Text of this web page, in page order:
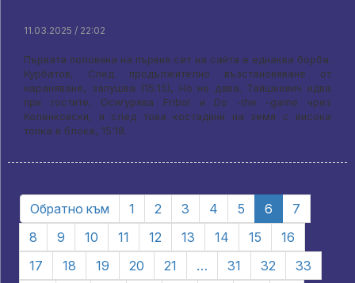
11.03.2025 / 22:02
Първата половина на първия сет на сайта е еднаква борба.
Курбатов, След продължително възстановяване от
нараняване, запушва (15:15), Но не дава. Тайшкевич идва
при гостите, Осигурява Fribol и Do -the -game чрез
Коленковски, и след това костадини на земя с висока
топка в блока, 15:18.
Обратно към 1 2 3 4 5 6
7
8
9 10 11 12 13 14 15
16
17
18 19 20 21 … 31 32
33